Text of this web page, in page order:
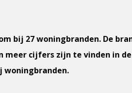
bij 27 woningbranden. De
meer cijfers zijn te vinden in
woningbranden.